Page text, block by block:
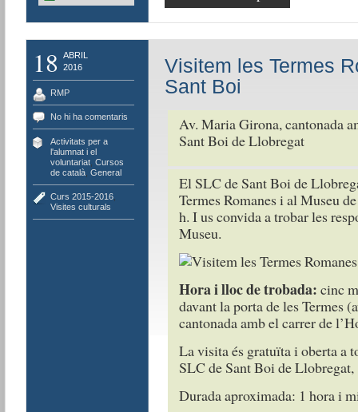
18
ABRIL
2016
RMP
No hi ha comentaris
Activitats per a
l'alumnat i el
voluntariat, Cursos
de català, General
Curs 2015-2016,
Visites culturals
Visitem les Termes
Sant Boi
Av. Maria Girona, cantonada
Sant Boi de Llobregat
El SLC de Sant Boi de
Termes Romanes i al Museu
h. I us convida a trobar les
Museu.
Hora i lloc de trobada: cinc
davant la porta de les Termes
cantonada amb el carrer de
La visita és gratuïta i oberta a
SLC de Sant Boi de
Durada aproximada: 1